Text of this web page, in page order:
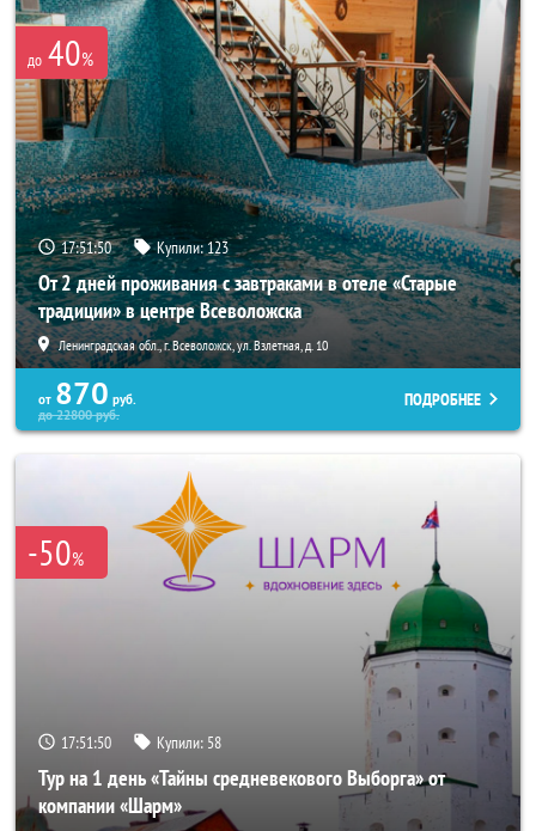
до 40%
17:51:47 Купили:123
От 2 дней проживания с завтраками в отеле «Старые
традиции» в центре Всеволожска
Ленинградская обл., г. Всеволожск, ул. Взлетная, д. 10
от 870 руб.
до22800руб.
ПОДРОБНЕЕ
-50%
17:51:47 Купили: 58
Тур на 1 день «Тайны средневекового Выборга» от
компании «Шарм»